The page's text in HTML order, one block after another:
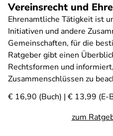
Vereinsrecht und
Ehrenamtliche Tätigkeit ist
Initiativen und andere
Gemeinschaften, für die
Ratgeber gibt einen
Rechtsformen und
Zusammenschlüssen zu
€ 16,90 (Buch) | € 13,99 (E-
zum